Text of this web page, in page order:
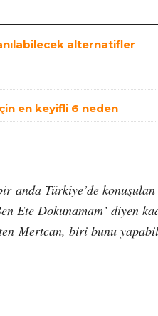
alternatifler
en keyifli 6 neden
anda Türkiye’de
Ete Dokunamam’ diyen
Mertcan, biri bunu